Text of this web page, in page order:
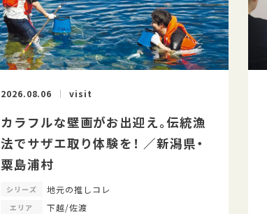
2026.08.06 visit
カラフルな壁画がお出迎え。伝統漁
法でサザエ取り体験を！ ／新潟県・
粟島浦村
シリーズ 地元の推しコレ
エリア 下越/佐渡